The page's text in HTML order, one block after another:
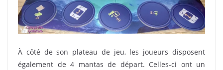
À côté de son plateau de jeu, les joueurs disposent
également de 4 mantas de départ. Celles-ci ont un